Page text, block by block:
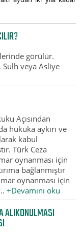
görülür.
Sulh veya Asliye
Açısından
hukuka aykırı ve
kabul
Türk Ceza
oynanması için
bağlanmıştır
oynanması için
+Devamını oku
ALIKONULMASI